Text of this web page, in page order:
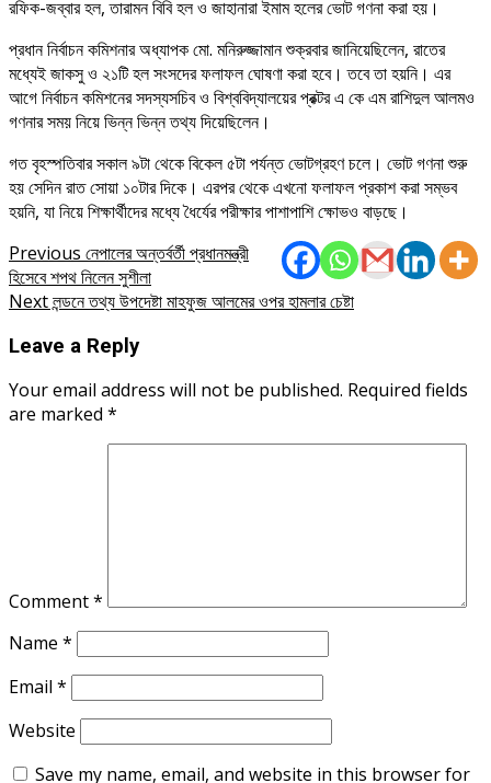
রফিক-জব্বার হল, তারামন বিবি হল ও জাহানারা ইমাম হলের ভোট গণনা করা হয়।
প্রধান নির্বাচন কমিশনার অধ্যাপক মো. মনিরুজ্জামান শুক্রবার জানিয়েছিলেন, রাতের
মধ্যেই জাকসু ও ২১টি হল সংসদের ফলাফল ঘোষণা করা হবে। তবে তা হয়নি। এর
আগে নির্বাচন কমিশনের সদস্যসচিব ও বিশ্ববিদ্যালয়ের প্রক্টর এ কে এম রাশিদুল আলমও
গণনার সময় নিয়ে ভিন্ন ভিন্ন তথ্য দিয়েছিলেন।
গত বৃহস্পতিবার সকাল ৯টা থেকে বিকেল ৫টা পর্যন্ত ভোটগ্রহণ চলে। ভোট গণনা শুরু
হয় সেদিন রাত সোয়া ১০টার দিকে। এরপর থেকে এখনো ফলাফল প্রকাশ করা সম্ভব
হয়নি, যা নিয়ে শিক্ষার্থীদের মধ্যে ধৈর্যের পরীক্ষার পাশাপাশি ক্ষোভও বাড়ছে।
Post
navigation
Previous নেপালের অন্তর্বর্তী প্রধানমন্ত্রী
হিসেবে শপথ নিলেন সুশীলা
Nextলন্ডনে তথ্য উপদেষ্টা মাহফুজ আলমের ওপর হামলার চেষ্টা
Leave a Reply
Your email address will not be published. Required fields
are marked *
Comment*
Name *
Email *
Website
Save my name, email, and website in this browser for